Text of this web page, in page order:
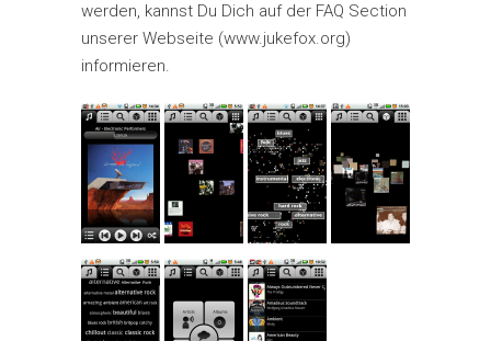
werden, kannst Du Dich auf der FAQ Section
unserer Webseite (www.jukefox.org)
informieren.